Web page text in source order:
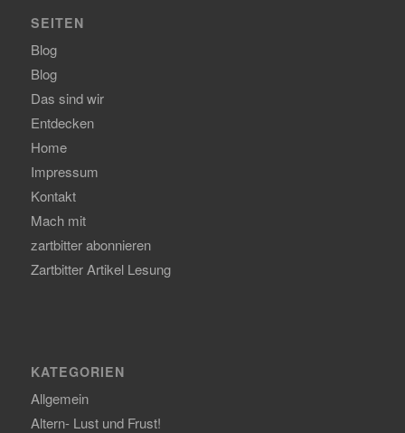
SEITEN
Blog
Blog
Das sind wir
Entdecken
Home
Impressum
Kontakt
Mach mit
zartbitter abonnieren
Zartbitter Artikel Lesung
KATEGORIEN
Allgemein
Altern- Lust und Frust!